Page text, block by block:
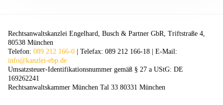
Rechtsanwaltskanzlei Engelhard, Busch & Partner GbR, Triftstraße 4,
80538 München
Telefon: 089 212 166-0 | Telefax: 089 212 166-18 | E-Mail:
info@kanzlei-ebp.de
Umsatzsteuer-Identifikationsnummer gemäß § 27 a UStG: DE
169262241
Rechtsanwaltskammer München Tal 33 80331 München